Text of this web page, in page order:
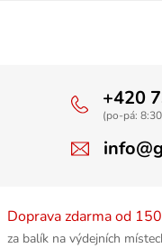
+420
(po-pá:
Doprava zdarma od
za balík na výdejních